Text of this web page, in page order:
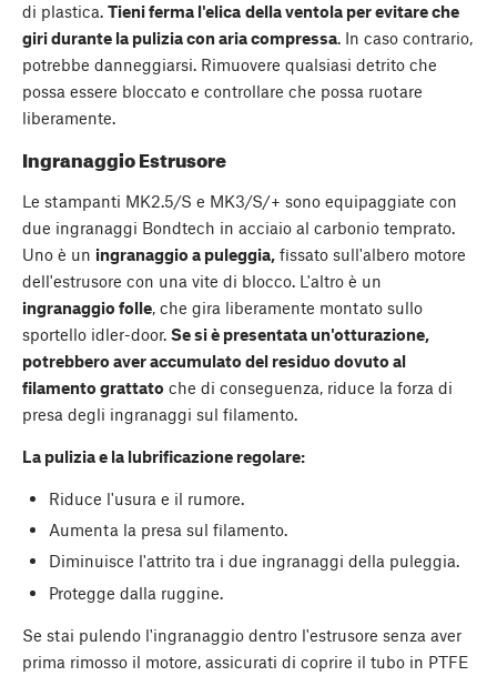
di plastica. Tieni ferma l'elica della ventola per evitare che
giri durante la pulizia con aria compressa. In caso contrario,
potrebbe danneggiarsi. Rimuovere qualsiasi detrito che
possa essere bloccato e controllare che possa ruotare
liberamente.
Ingranaggio Estrusore
Le stampanti MK2.5/S e MK3/S/+ sono equipaggiate con
due ingranaggi Bondtech in acciaio al carbonio temprato.
Uno è un ingranaggio a puleggia, fissato sull'albero motore
dell'estrusore con una vite di blocco. L'altro è un
ingranaggio folle, che gira liberamente montato sullo
sportello idler-door. Se si è presentata un'otturazione,
potrebbero aver accumulato del residuo dovuto al
filamento grattato che di conseguenza, riduce la forza di
presa degli ingranaggi sul filamento.
La pulizia e la lubrificazione regolare:
Riduce l'usura e il rumore.
Aumenta la presa sul filamento.
Diminuisce l'attrito tra i due ingranaggi della puleggia.
Protegge dalla ruggine.
Se stai pulendo l'ingranaggio dentro l'estrusore senza aver
prima rimosso il motore, assicurati di coprire il tubo in PTFE